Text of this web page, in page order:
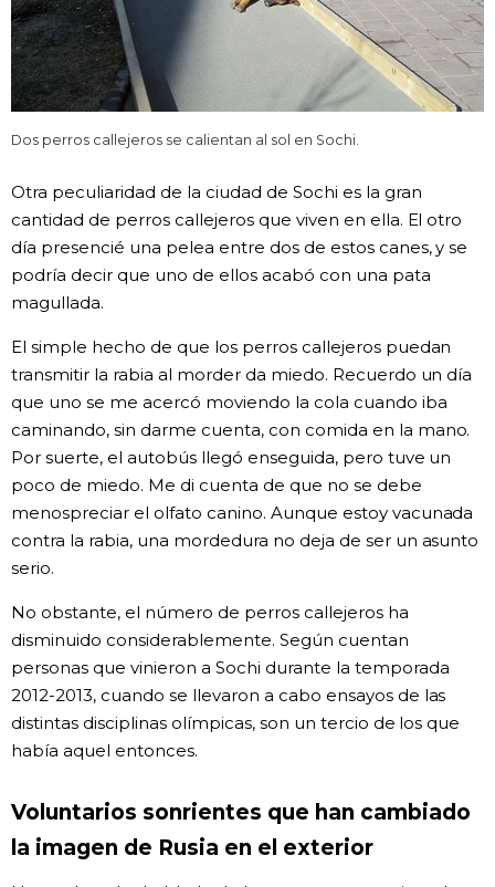
Dos perros callejeros se calientan al sol en Sochi.
Otra peculiaridad de la ciudad de Sochi es la gran
cantidad de perros callejeros que viven en ella. El otro
día presencié una pelea entre dos de estos canes, y se
podría decir que uno de ellos acabó con una pata
magullada.
El simple hecho de que los perros callejeros puedan
transmitir la rabia al morder da miedo. Recuerdo un día
que uno se me acercó moviendo la cola cuando iba
caminando, sin darme cuenta, con comida en la mano.
Por suerte, el autobús llegó enseguida, pero tuve un
poco de miedo. Me di cuenta de que no se debe
menospreciar el olfato canino. Aunque estoy vacunada
contra la rabia, una mordedura no deja de ser un asunto
serio.
No obstante, el número de perros callejeros ha
disminuido considerablemente. Según cuentan
personas que vinieron a Sochi durante la temporada
2012-2013, cuando se llevaron a cabo ensayos de las
distintas disciplinas olímpicas, son un tercio de los que
había aquel entonces.
Voluntarios sonrientes que han cambiado
la imagen de Rusia en el exterior